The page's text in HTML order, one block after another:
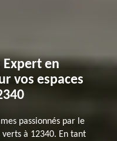
Expert en
vos espaces
passionnés par le
à 12340. En tant